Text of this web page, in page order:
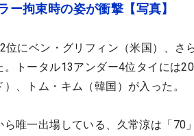
ー拘束時の姿が衝撃【写真】
位にベン・グリフィン（米国）、さ
。トータル13アンダー4位タイには
）、トム・キム（韓国）が入った。
ら唯一出場している、久常涼は「70